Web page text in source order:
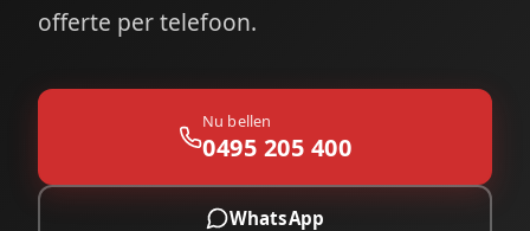
offerte per telefoon.
Nu bellen
0495 205 400
WhatsApp